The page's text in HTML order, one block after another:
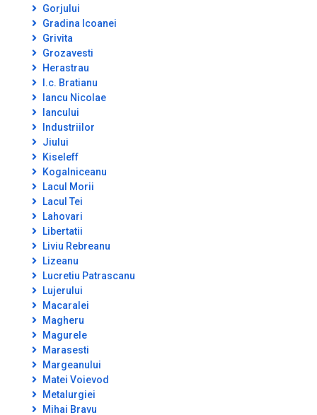
Gorjului
Gradina Icoanei
Grivita
Grozavesti
Herastrau
I.c. Bratianu
Iancu Nicolae
Iancului
Industriilor
Jiului
Kiseleff
Kogalniceanu
Lacul Morii
Lacul Tei
Lahovari
Libertatii
Liviu Rebreanu
Lizeanu
Lucretiu Patrascanu
Lujerului
Macaralei
Magheru
Magurele
Marasesti
Margeanului
Matei Voievod
Metalurgiei
Mihai Bravu